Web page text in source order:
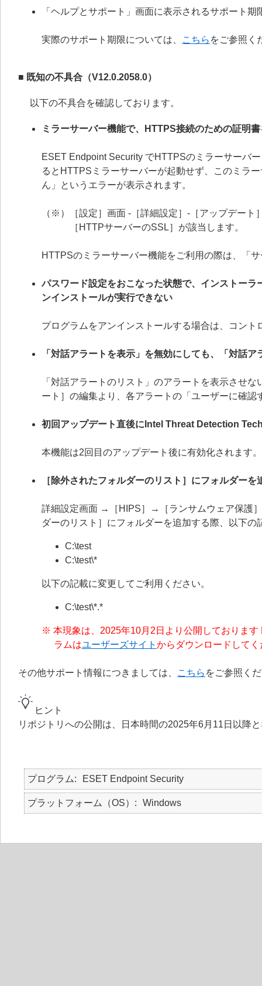
「ヘルプとサポート」画面に表示されるサポート
実際のサポート期限については、 こちら をご参照く
■ 既知の不具合（V12.0.2058.0）
以下の不具合を確認しております。
ミラーサーバー機能で、HTTPS接続のための証明
ESET Endpoint Security でHTTPSのミラーサーバ
るとHTTPSミラーサーバーが起動せず、このミラ
ん」というエラーが表示されます。
（※）［設定］画面 -［詳細設定］-［アップデー
［HTTPサーバーのSSL］が該当します。
HTTPSのミラーサーバー機能をご利用の際は、「
パスワード設定をおこなった状態で、インストー
ンインストールが実行できない
プログラムをアンインストールする場合は、コン
「対話アラートを表示」を無効にしても、「対話
「対話アラートのリスト」のアラートを表示させ
ート］の編集より、各アラートの「ユーザーに確
初回アップデート直後にIntel Threat Detection
本機能は2回目のアップデート後に有効化されます。
［除外されたフォルダーのリスト］にフォルダー
詳細設定画面 →［HIPS］→［ランサムウェア保護
ダーのリスト］にフォルダーを追加する際、以下
C:\test
C:\test\*
以下の記載に変更してご利用ください。
C:\test\*.*
※ 本現象は、2025年10月2日より公開しておりま
ラムはユーザーズサイト からダウンロードしてく
その他サポート情報につきましては、 こちら をご参照く
ヒント
リポジトリへの公開は、日本時間の2025年6月11日以降
プログラム ESET Endpoint Security
プラットフォーム（OS） Windows